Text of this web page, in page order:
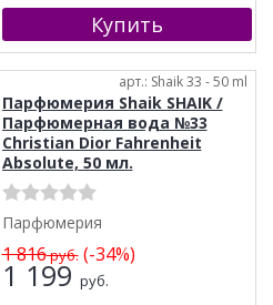
арт.: Shaik 33 - 50 ml
Парфюмерия Shaik SHAIK /
Парфюмерная вода №33
Christian Dior Fahrenheit
Absolute, 50 мл.
Парфюмерия
1 816руб.(-34%)
1 199 руб.